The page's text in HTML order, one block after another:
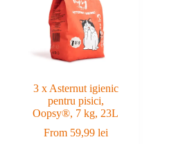
3 x Asternut igienic
pentru pisici,
Oopsy®, 7 kg, 23L
From 59,99 lei